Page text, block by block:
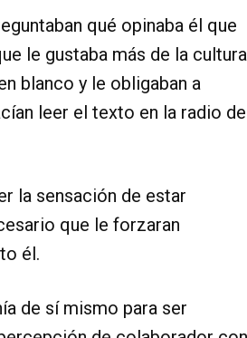
qué opinaba él que
le gustaba más de la cultura
blanco y le obligaban a
leer el texto en la radio de
la sensación de estar
que le forzaran
él.
de sí mismo para ser